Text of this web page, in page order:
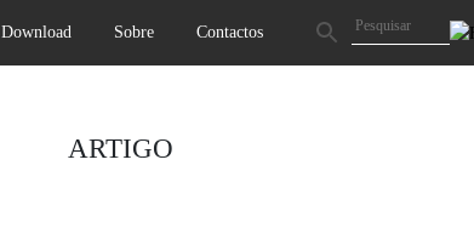
Download Sobre Contactos
ARTIGO